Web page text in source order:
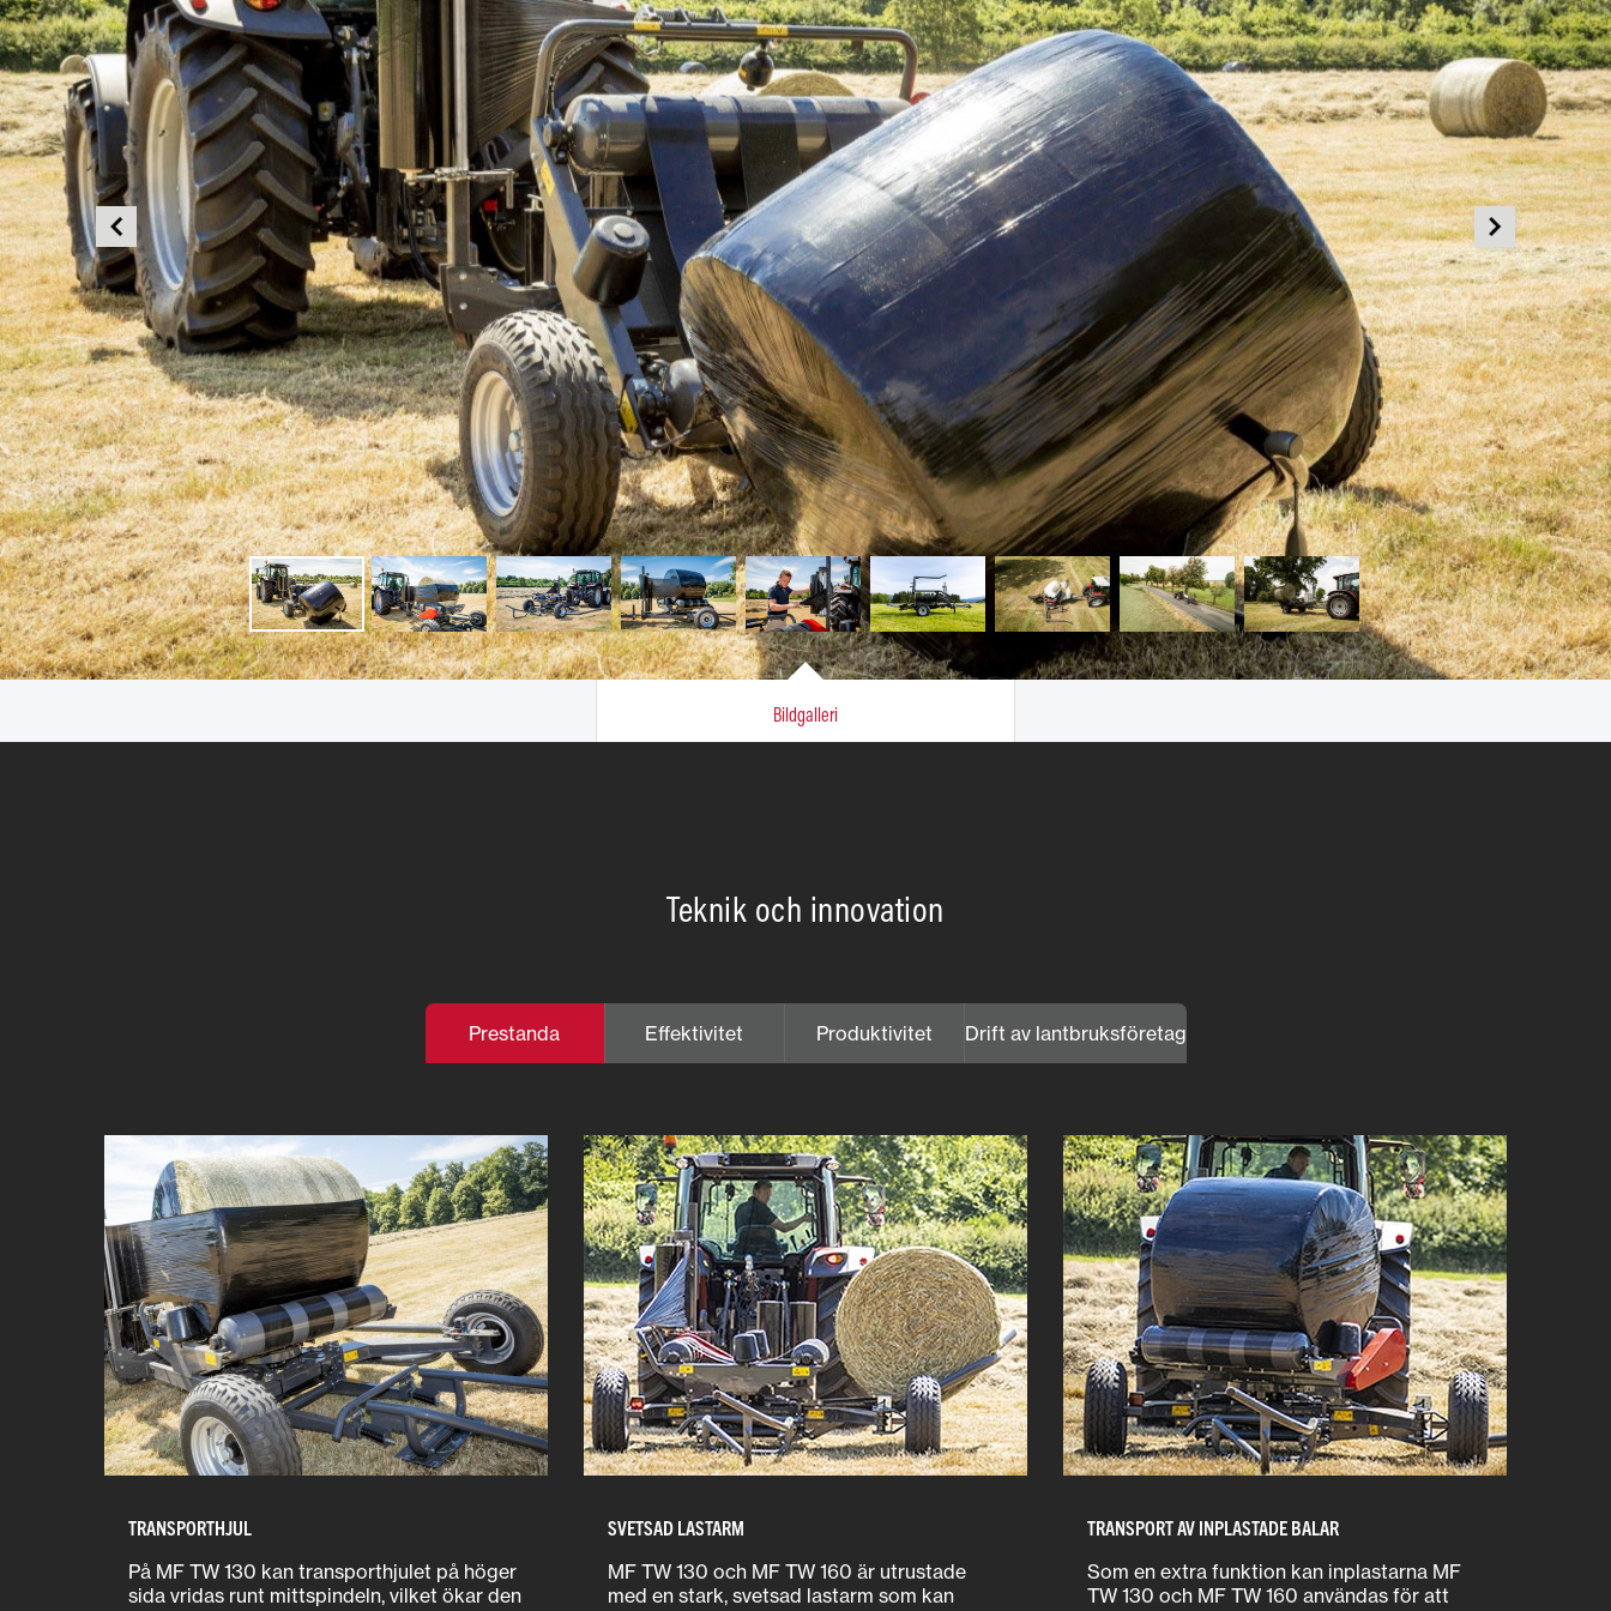
Bildgalleri
Teknik och innovation
Prestanda Effektivitet Produktivitet Drift av lantbruksföretag
TRANSPORTHJUL
På MF TW 130 kan transporthjulet på höger
sida vridas runt mittspindeln, vilket ökar den
SVETSAD LASTARM
MF TW 130 och MF TW 160 är utrustade
med en stark, svetsad lastarm som kan
TRANSPORT AV INPLASTADE BALAR
Som en extra funktion kan inplastarna MF
TW 130 och MF TW 160 användas för att